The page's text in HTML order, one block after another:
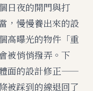
日夜的開門與打
，慢慢養出來的設
高曝光的物件「重
被悄悄撥弄。下
面的設計修正——
被踩到的線退回了